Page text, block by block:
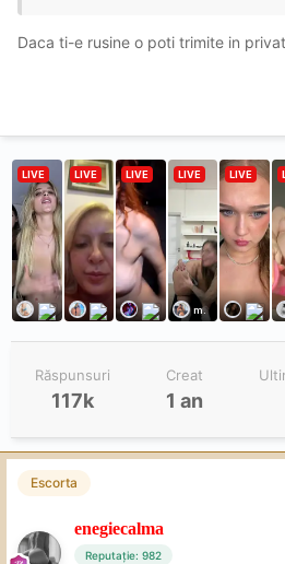
Daca ti-e rusine o poti trimite in privat
Răspunsuri
117k
Creat
1 an
Escorta
enegiecalma
Reputație: 982